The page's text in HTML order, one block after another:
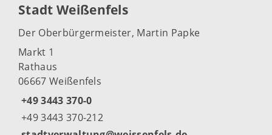
Stadt Weißenfels
Der Oberbürgermeister, Martin Papke
Markt 1
Rathaus
06667 Weißenfels
+49 3443 370-0
+49 3443 370-212